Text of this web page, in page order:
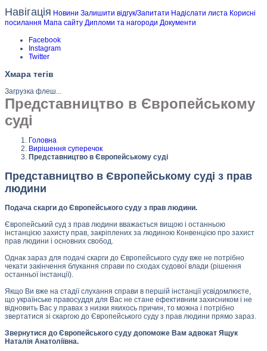
Навігація Новини Залишити відгук/Запитати Надіслати листа Корисні
посилання Мапа сайту Дипломи та нагороди Документи
Facebook
Instagram
Twitter
Хмара тегів
Загрузка флеш...
Представництво в Європейському
суді
Головна
Вирішення суперечок
Представництво в Європейському суді
Представництво в Європейському суді з прав
людини
Подача скарги до Європейського суду з прав людини.
Європейський суд з прав людини вважається вищою і останньою
інстанцією захисту прав, закріплених за людиною Конвенцією про захист
прав людини і основних свобод.
Однак зараз для подачі скарги до Європейського суду вже не потрібно
чекати закінчення блукання справи по сходах судової влади (рішення
останньої інстанції).
Якщо Ви вже на стадії слухання справи в першій інстанції усвідомлюєте,
що українське правосуддя для Вас не стане ефективним захисником і не
відновить Вас у правах з низки якихось причин, то можна і потрібно
звертатися зі скаргою до Європейського суду з прав людини прямо зараз.
Звернутися до Європейського суду допоможе Вам адвокат Ящук
Наталія Анатоліївна.